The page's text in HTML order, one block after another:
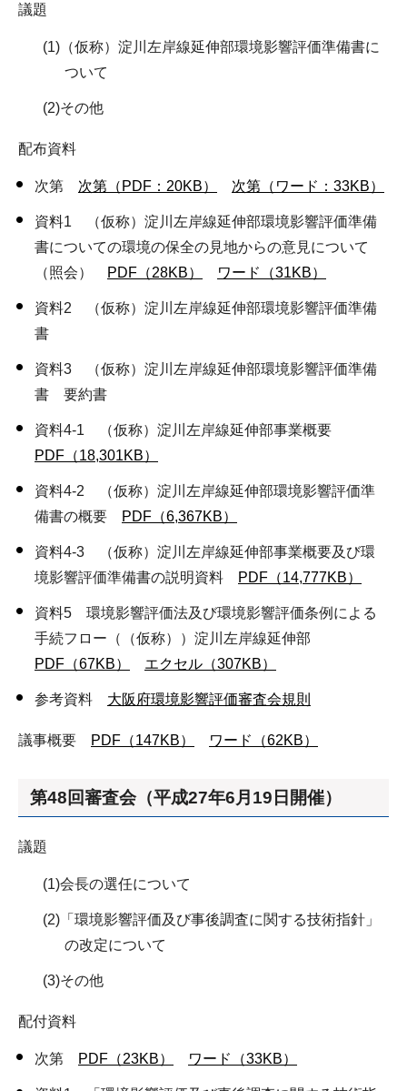
議題
(1)（仮称）淀川左岸線延伸部環境影響評価準備書に
ついて
(2)その他
配布資料
次第 次第（PDF：20KB） 次第（ワード：33KB）
資料1 （仮称）淀川左岸線延伸部環境影響評価準備
書についての環境の保全の見地からの意見について
（照会）
PDF（28KB） ワード（31KB）
資料2 （仮称）淀川左岸線延伸部環境影響評価準備
書
資料3 （仮称）淀川左岸線延伸部環境影響評価準備
書 要約書
資料4-1 （仮称）淀川左岸線延伸部事業概要
PDF（18,301KB）
資料4-2 （仮称）淀川左岸線延伸部環境影響評価準
備書の概要
PDF（6,367KB）
資料4-3 （仮称）淀川左岸線延伸部事業概要及び環
境影響評価準備書の説明資料
PDF（14,777KB）
資料5 環境影響評価法及び環境影響評価条例による
手続フロー（（仮称））淀川左岸線延伸部
PDF（67KB）
エクセル（307KB）
参考資料 大阪府環境影響評価審査会規則
議事概要 PDF（147KB） ワード（62KB）
第48回審査会（平成27年6月19日開催）
議題
(1)会長の選任について
(2)「環境影響評価及び事後調査に関する技術指針」
の改定について
(3)その他
配付資料
次第 PDF（23KB） ワード（33KB）